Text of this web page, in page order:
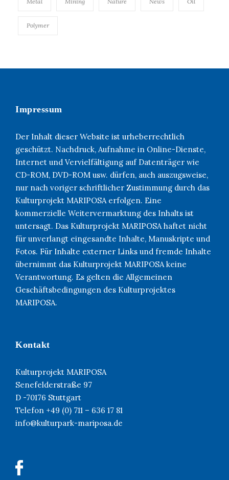
Polymer
Impressum
Der Inhalt dieser Website ist urheberrechtlich
geschützt. Nachdruck, Aufnahme in Online-Dienste,
Internet und Vervielfältigung auf Datenträger wie
CD-ROM, DVD-ROM usw. dürfen, auch auszugsweise,
nur nach voriger schriftlicher Zustimmung durch das
Kulturprojekt MARIPOSA erfolgen. Eine
kommerzielle Weitervermarktung des Inhalts ist
untersagt. Das Kulturprojekt MARIPOSA haftet nicht
für unverlangt eingesandte Inhalte, Manuskripte und
Fotos. Für Inhalte externer Links und fremde Inhalte
übernimmt das Kulturprojekt MARIPOSA keine
Verantwortung. Es gelten die Allgemeinen
Geschäftsbedingungen des Kulturprojektes
MARIPOSA.
Kontakt
Kulturprojekt MARIPOSA
Senefelderstraße 97
D -70176 Stuttgart
Telefon +49 (0) 711 – 636 17 81
info@kulturpark-mariposa.de